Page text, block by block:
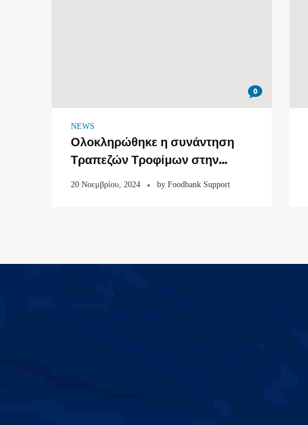
0
NEWS
Ολοκληρώθηκε η συνάντηση
Τραπεζών Τροφίμων στην
Αθήνα: 2 εκατομμύρια τόνοι
20 Νοεμβρίου, 2024 by Foodbank Support